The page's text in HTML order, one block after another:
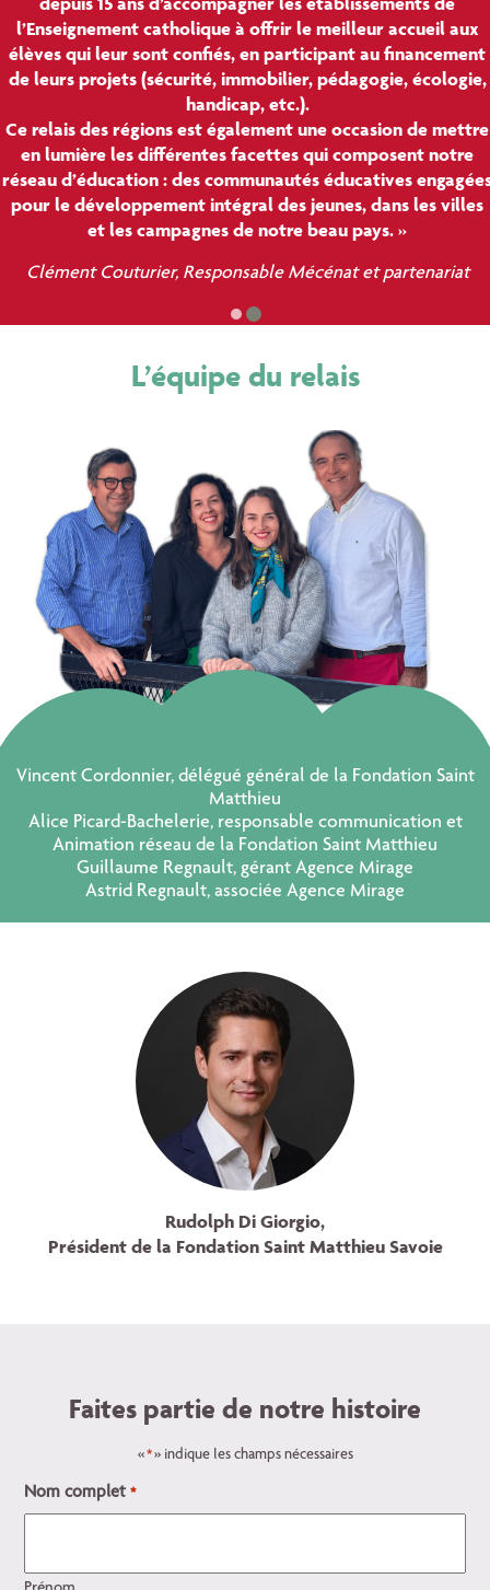
l’Enseignement catholique à offrir le meilleur accueil aux
élèves qui leur sont confiés, en participant au financement
de leurs projets (sécurité, immobilier, pédagogie, écologie,
handicap, etc.).
Ce relais des régions est également une occasion de mettre
en lumière les différentes facettes qui composent notre
réseau d’éducation : des communautés éducatives engagées
pour le développement intégral des jeunes, dans les villes
et les campagnes de notre beau pays. »
Clément Couturier, Responsable Mécénat et partenariat
L’équipe du relais
Vincent Cordonnier, délégué général de la Fondation Saint
Matthieu
Alice Picard-Bachelerie, responsable communication et
Animation réseau de la Fondation Saint Matthieu
Guillaume Regnault, gérant Agence Mirage
Astrid Regnault, associée Agence Mirage
Rudolph Di Giorgio,
Président de la Fondation Saint Matthieu Savoie
Faites partie de notre histoire
«*» indique les champs nécessaires
Nom complet *